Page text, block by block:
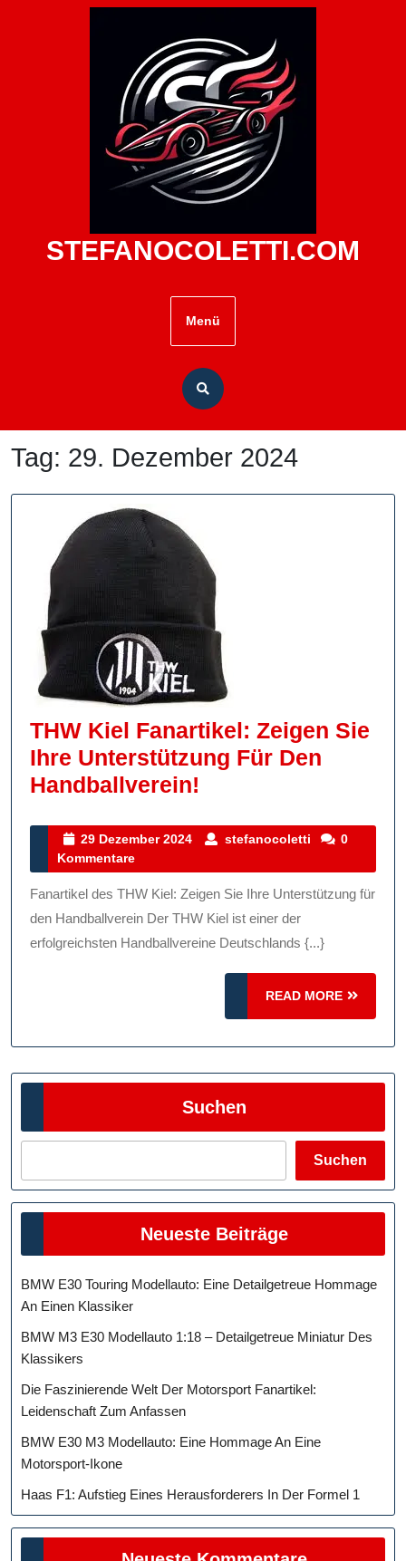
STEFANOCOLETTI.COM
Menü
Tag: 29. Dezember 2024
THW Kiel Fanartikel: Zeigen Sie
Ihre Unterstützung Für Den
Handballverein!
Fanartikel:
Sie
Ihre
Unterstützung
Für
29 Dezember 2024
29
2024
stefanocoletti stefanocoletti
0
Kommentare
Fanartikel des THW Kiel: Zeigen Sie Ihre Unterstützung für
den Handballverein Der THW Kiel ist einer der
erfolgreichsten Handballvereine Deutschlands {...}
READ MORE
READ
MORE
Suchen
Suchen
Neueste Beiträge
BMW E30 Touring Modellauto: Eine Detailgetreue Hommage
An Einen Klassiker
BMW M3 E30 Modellauto 1:18 – Detailgetreue Miniatur Des
Klassikers
Die Faszinierende Welt Der Motorsport Fanartikel:
Leidenschaft Zum Anfassen
BMW E30 M3 Modellauto: Eine Hommage An Eine
Motorsport-Ikone
Haas F1: Aufstieg Eines Herausforderers In Der Formel 1